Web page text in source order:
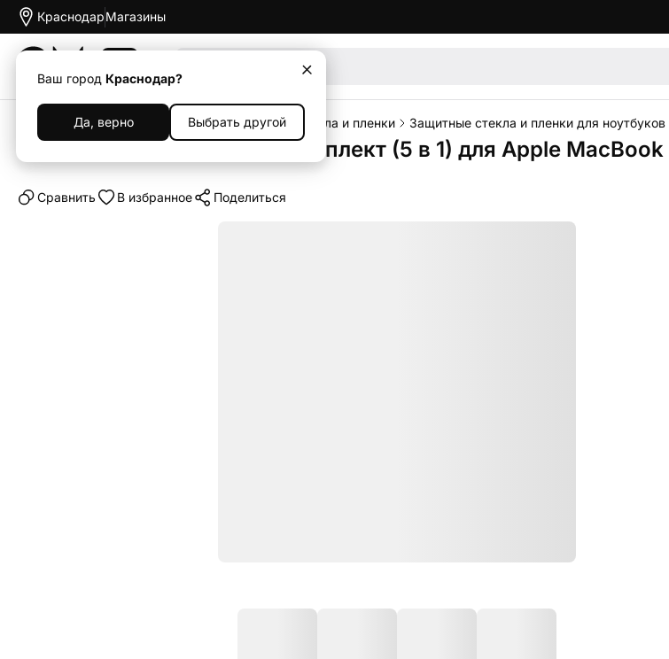
Краснодар
Ваш город Краснодар?
Да, верно Выбрать другой
Магазины
Каталог Аксессуары Защитные стекла и пленки Защитные стекла и пленки для ноутбуков
Защитная пленка Mocoll комплект (5 в 1) для Apple
Cравнить В избранное Поделиться